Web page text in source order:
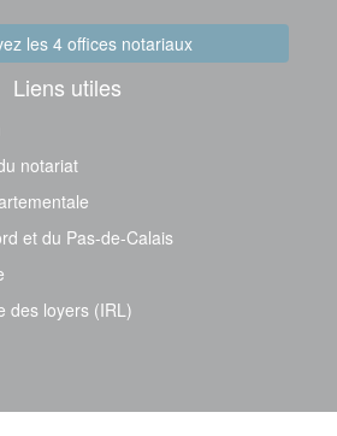
les 4 offices notariaux
Liens utiles
notariat
et du Pas-de-Calais
des loyers (IRL)